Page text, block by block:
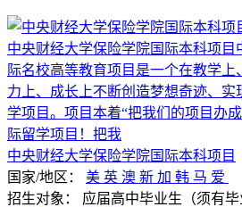
中央财经大学保险学院国际本科项目
际名校高等教育项目是一个在教学
力上、成长上不断创造梦想奇迹、实
学项目。项目本着“把我们的项目办
际留学项目！把我
中央财经大学保险学院国际本科项目
国家/地区： 美 英 澳 新 加 韩 马 爱
招生对象： 应届高中毕业生（须有毕